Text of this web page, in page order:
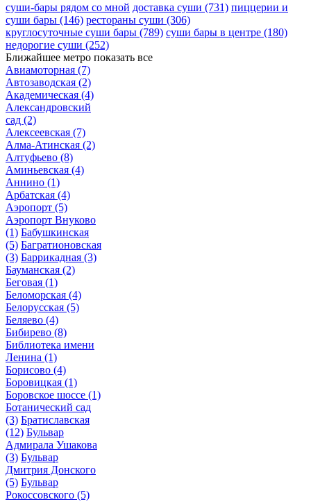
суши-бары рядом со мной доставка суши (731) пиццерии и
суши бары (146) рестораны суши (306)
круглосуточные суши бары (789) суши бары в центре (180)
недорогие суши (252)
Ближайшее метро показать все
Авиамоторная (7)
Автозаводская (2)
Академическая (4)
Александровский
сад (2)
Алексеевская (7)
Алма-Атинская (2)
Алтуфьево (8)
Аминьевская (4)
Аннино (1)
Арбатская (4)
Аэропорт (5)
Аэропорт Внуково
(1) Бабушкинская
(5) Багратионовская
(3) Баррикадная (3)
Бауманская (2)
Беговая (1)
Беломорская (4)
Белорусская (5)
Беляево (4)
Бибирево (8)
Библиотека имени
Ленина (1)
Борисово (4)
Боровицкая (1)
Боровское шоссе (1)
Ботанический сад
(3) Братиславская
(12) Бульвар
Адмирала Ушакова
(3) Бульвар
Дмитрия Донского
(5) Бульвар
Рокоссовского (5)